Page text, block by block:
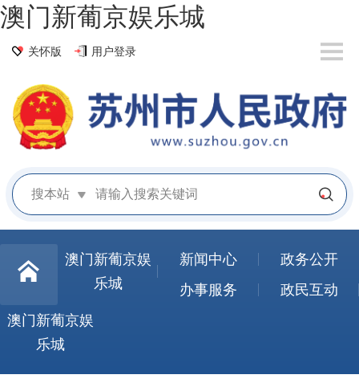
澳门新葡京娱乐城
关怀版 用户登录
搜本站
澳门新葡京娱
乐城
新闻中心
政务公开
办事服务
政民互动
澳门新葡京娱
乐城